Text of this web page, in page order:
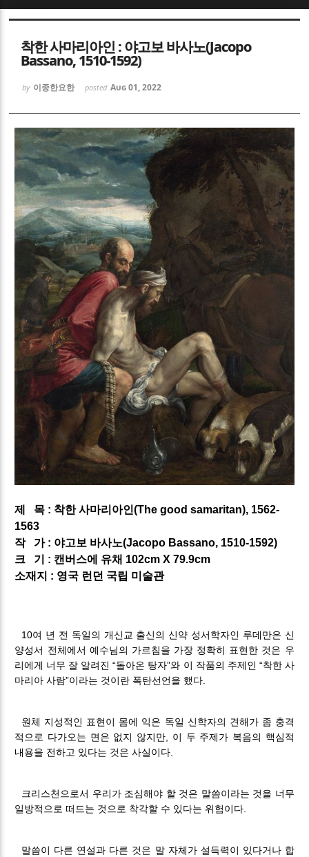
착한 사마리아인 : 야고보 바사노(Jacopo
Bassano, 1510-1592)
by 이종한요한 posted Aug 01, 2022
제 목 : 착한 사마리아인(Thegood samaritan), 1562-
1563
작
가 : 야고보 바사노(Jacopo Bassano, 1510-1592​)
크
기 : 캔버스에 유채 102cm X 79.9cm
소재지 : 영국 런던 국립 미술관
10여 년 전 독일의 개신교 출신의 신약 성서학자인 루데만은 신
양성서 전체에서 예수님의 가르침을 가장 정확히 표현한 것은 우
리에게 너무 잘 알려진 “돌아온 탕자”와 이 작품의 주제인 “착한 사
마리아 사람”이라는 것이란 폭탄선언을 했다.
원체 지성적인 표현이 몸에 익은 독일 신학자의 견해가 좀 충격
적으로 다가오는 면은 없지 않지만, 이 두 주제가 복음의 핵심적
내용을 전하고 있다는 것은 사실이다.
크리스천으로서 우리가 조심해야 할 것은 말씀이라는 것을 너무
일방적으로 떠드는 것으로 착각할 수 있다는 위험이다.
말씀이 다른 연설과 다른 것은 말 자체가 설득력이 있다거나 합
Sketchbook5, 스케치북5
Sketchbook5, 스케치북5
Sketchbook5, 스케치북5
Sketchbook5, 스케치북5